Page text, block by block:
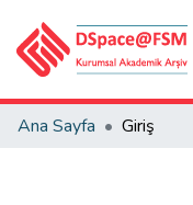
Ana Sayfa Giriş